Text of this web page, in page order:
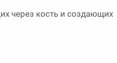
через кость и создающих